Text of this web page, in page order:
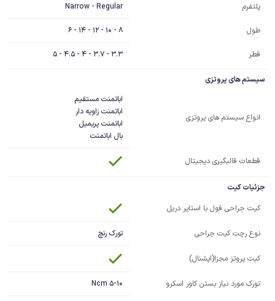
پلتفرم
Narrow - Regular
طول 8 - 10 - 12 - 14 - 6
قطر 3.3 - 3.7 - 4 - 4.5 - 5
سیستم های پروتزی
انواع سیستم های پروتزی
بال اباتمنت
قطعات قالبگیری دیجیتال
جزئیات کیت
کیت جراحی فول با استاپر دریل
نوع رچت کیت جراحی تورک رنچ
کیت پروتز مجزا(اپشنال)
تورک مورد نیاز بستن کاور اسکرو 5-10 Ncm